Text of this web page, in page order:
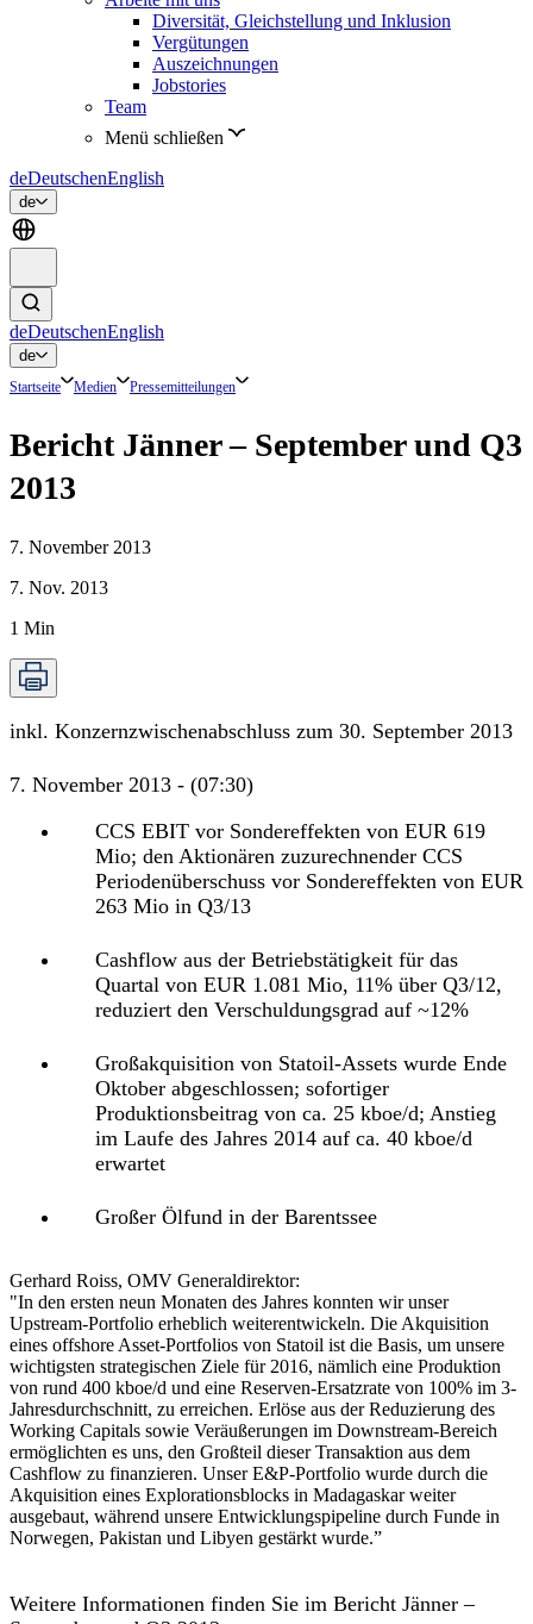
Diversität, Gleichstellung und Inklusion
Vergütungen
Auszeichnungen
Jobstories
Team
Menü schließen
deDeutschenEnglish
de
deDeutschenEnglish
de
Startseite Medien Pressemitteilungen
Bericht Jänner – September und Q3
2013
7. November 2013
7. Nov. 2013
1 Min
inkl. Konzernzwischenabschluss zum 30. September 2013
7. November 2013 - (07:30)
CCS EBIT vor Sondereffekten von EUR 619
Mio; den Aktionären zuzurechnender CCS
Periodenüberschuss vor Sondereffekten von EUR
263 Mio in Q3/13
Cashflow aus der Betriebstätigkeit für das
Quartal von EUR 1.081 Mio, 11% über Q3/12,
reduziert den Verschuldungsgrad auf ~12%
Großakquisition von Statoil-Assets wurde Ende
Oktober abgeschlossen; sofortiger
Produktionsbeitrag von ca. 25 kboe/d; Anstieg
im Laufe des Jahres 2014 auf ca. 40 kboe/d
erwartet
Großer Ölfund in der Barentssee
Gerhard Roiss, OMV Generaldirektor:
"In den ersten neun Monaten des Jahres konnten wir unser
Upstream-Portfolio erheblich weiterentwickeln. Die Akquisition
eines offshore Asset-Portfolios von Statoil ist die Basis, um unsere
wichtigsten strategischen Ziele für 2016, nämlich eine Produktion
von rund 400 kboe/d und eine Reserven-Ersatzrate von 100% im 3-
Jahresdurchschnitt, zu erreichen. Erlöse aus der Reduzierung des
Working Capitals sowie Veräußerungen im Downstream-Bereich
ermöglichten es uns, den Großteil dieser Transaktion aus dem
Cashflow zu finanzieren. Unser E&P-Portfolio wurde durch die
Akquisition eines Explorationsblocks in Madagaskar weiter
ausgebaut, während unsere Entwicklungspipeline durch Funde in
Norwegen, Pakistan und Libyen gestärkt wurde.”
Weitere Informationen finden Sie im Bericht Jänner –